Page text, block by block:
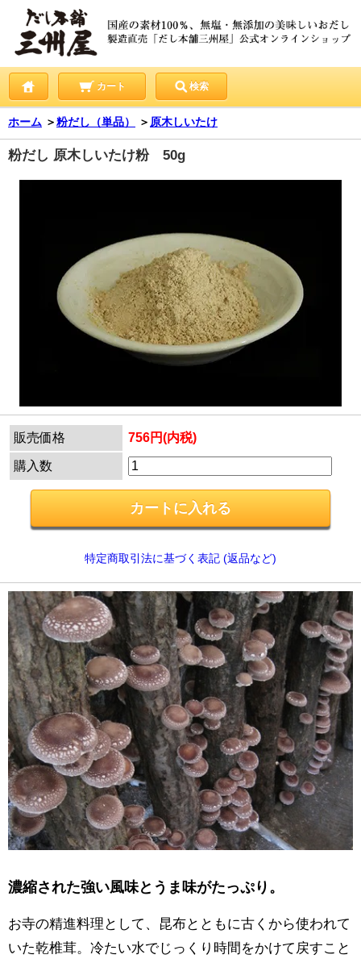
カート 検索
ホーム ＞粉だし（単品） ＞ 原木しいたけ
粉だし 原木しいたけ粉 50g
販売価格 756円(内税)
購入数
特定商取引法に基づく表記 (返品など)
濃縮された強い風味とうま味がたっぷり。
お寺の精進料理として、昆布とともに古くから使われて
いた乾椎茸。冷たい水でじっくり時間をかけて戻すこと